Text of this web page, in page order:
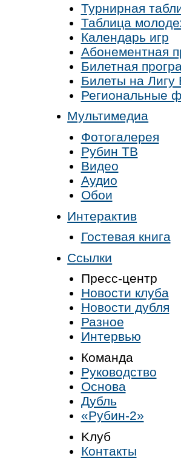
Турнирная
Таблица
Календарь игр
Абонементная
Билетная
Билеты на Лигу
Региональные
Мультимедиа
Фотогалерея
Рубин ТВ
Видео
Аудио
Обои
Интерактив
Гостевая книга
Ссылки
Пресс-центр
Новости клуба
Новости дубля
Разное
Интервью
Команда
Руководство
Основа
Дубль
«Рубин-2»
Kлуб
Контакты